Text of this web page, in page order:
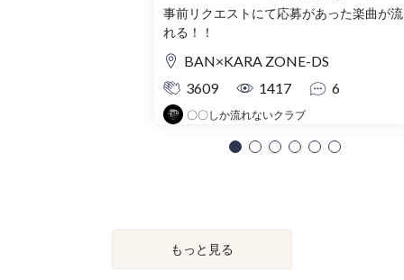
ブ in 東京
事前リクエストにて応募があった楽曲が流
れる！！
BAN×KARA ZONE-DS
3609
1417 6
〇〇しか流れないクラブ
もっと見る